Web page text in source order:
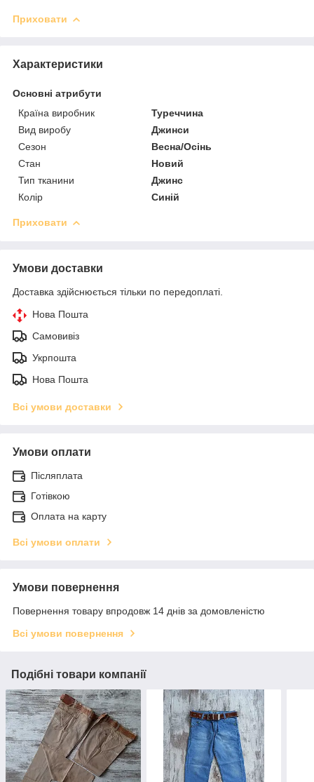
Приховати
Характеристики
Основні атрибути
Країна виробник
Туреччина
Вид виробу
Джинси
Сезон
Весна/Осінь
Стан
Новий
Тип тканини
Джинс
Колір
Синій
Приховати
Умови доставки
Доставка здійснюється тільки по передоплаті.
Нова Пошта
Самовивіз
Укрпошта
Нова Пошта
Всі умови доставки
Умови оплати
Післяплата
Готівкою
Оплата на карту
Всі умови оплати
Умови повернення
Повернення товару впродовж 14 днів за домовленістю
Всі умови повернення
Подібні товари компанії